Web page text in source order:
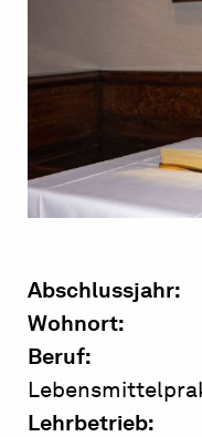
Abschlussjahr:
Wohnort:
Beruf:
Lehrbetrieb: